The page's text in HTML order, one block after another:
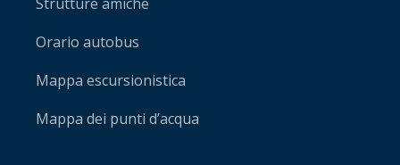
Orario autobus
Mappa escursionistica
Mappa dei punti d’acqua